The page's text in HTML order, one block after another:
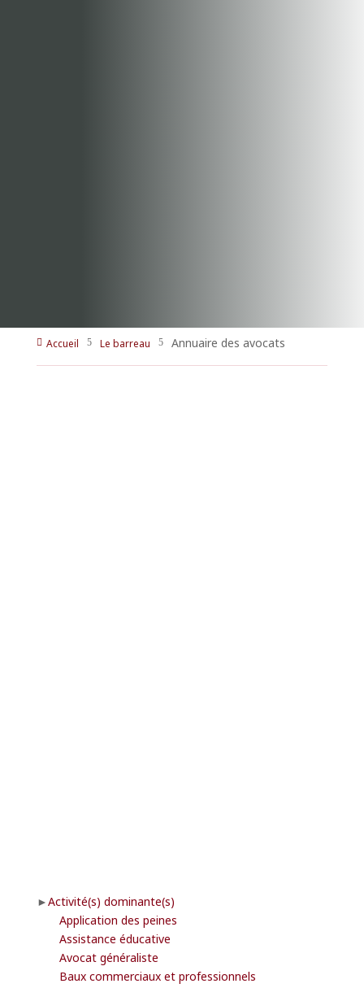
 Accueil 5 Le barreau 5 Annuaire des avocats
Activité(s) dominante(s)
Application des peines
Assistance éducative
Avocat généraliste
Baux commerciaux et professionnels